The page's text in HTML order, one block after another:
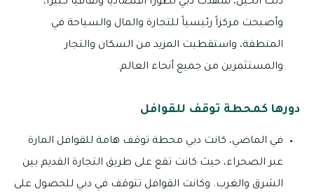
وأصبحت مركزاً رئيسياً للتجارة والمال والسياحة في
المنطقة، واستقطبت المزيد من السكان والتجار
والمستثمرين من جميع أنحاء العالم.
دورها كمحطة توقف للقوافل
في الماضي، كانت دبي محطة توقف هامة للقوافل المارة
عبر الصحراء، حيث كانت تقع على طريق التجارة القديم بين
الشرق والغرب. وكانت القوافل تتوقف في دبي للحصول على